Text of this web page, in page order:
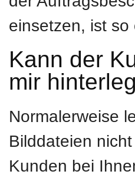
einsetzen, ist
Kann der
mir
Normalerweise
Bilddateien
Kunden bei